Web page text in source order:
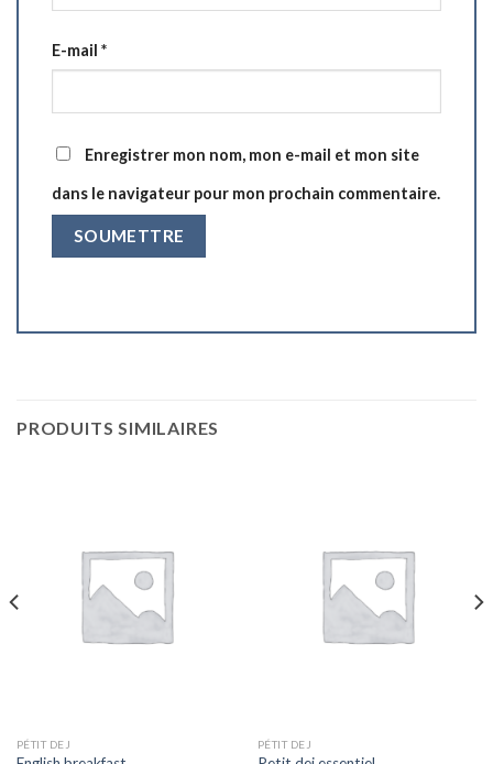
E-mail *
Enregistrer mon nom, mon e-mail et mon site
dans le navigateur pour mon prochain commentaire.
PRODUITS SIMILAIRES
PÉTIT DEJ PÉTIT DEJ